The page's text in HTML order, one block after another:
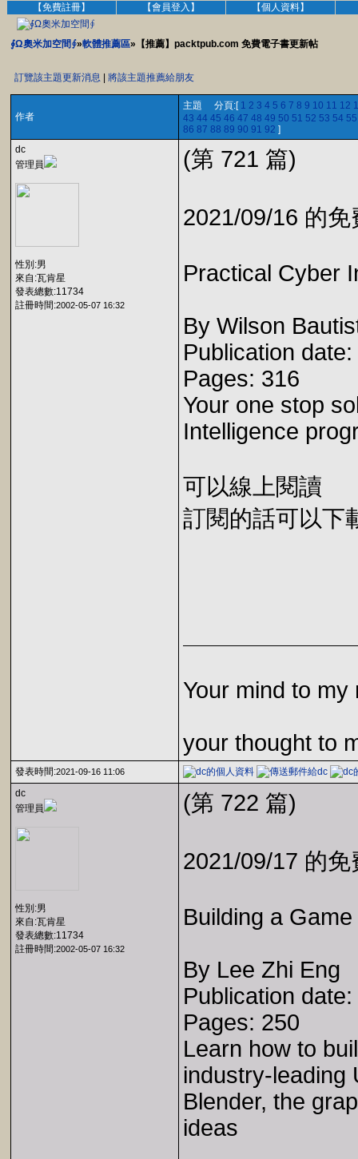
【免費註冊】 【會員登入】 【個人資料】
∮Ω奧米加空間∮»軟體推薦區»【推薦】packtpub.com 免費電子書更新帖
訂覽該主題更新消息 將該主題推薦給朋友
作者
主題 分頁:[ 1 2 3 4 5 6 7 8 9 10 11 12
43 44 45 46 47 48 49 50 51 52 53 54 55
86 87 88 89 90 91 92 ]
dc
管理員
性別:男
來自:瓦肯星
發表總數:11734
註冊時間:2002-05-07 16:32
(第 721 篇)
2021/09/16 的
Practical Cyber
By Wilson
Publication
Pages: 316
Your one stop
Intelligence
可以線上閱讀
訂閱的話可以下
Your mind to my
your thought to
發表時間:2021-09-16 11:06
dc
管理員
性別:男
來自:瓦肯星
發表總數:11734
註冊時間:2002-05-07 16:32
(第 722 篇)
2021/09/17 的
Building a
By Lee Zhi Eng
Publication
Pages: 250
Learn how to
industry-leading
Blender, the
ideas